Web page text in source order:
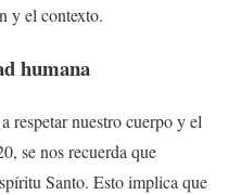
y el contexto.
humana
respetar nuestro cuerpo y el
se nos recuerda que
Santo. Esto implica que